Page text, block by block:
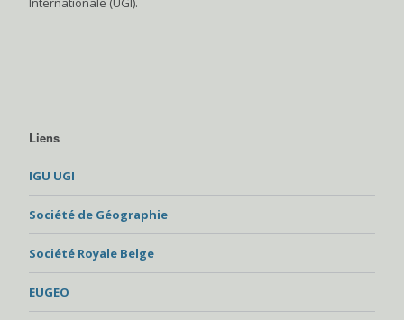
Liens
IGU UGI
Société de Géographie
Société Royale Belge
EUGEO